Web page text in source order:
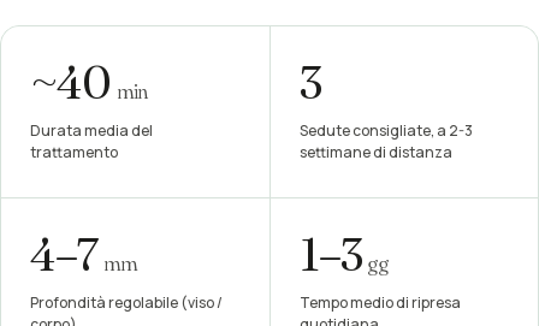
~40 min
Durata media del
trattamento
3
Sedute consigliate, a 2-3
settimane di distanza
4–7 mm
Profondità regolabile (viso /
1–3 gg
Tempo medio di ripresa